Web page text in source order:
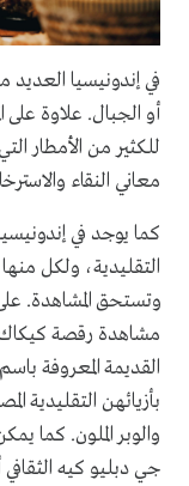
في إندونيسيا العديد
أو الجبال. علاوة
للكثير من الأمطار
معاني النقاء
التقليدية، ولكل
وتستحق المشاهدة.
مشاهدة رقصة كيكاك،
القديمة المعروفة
بأزيائهن التقليدية
والوبر الملون. كما
جي دبليو كيه الثقافي